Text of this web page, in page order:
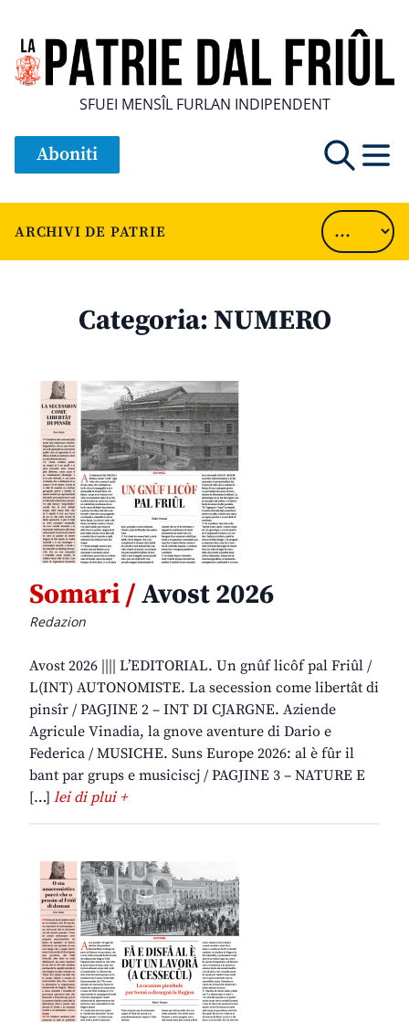
SFUEI MENSÎL FURLAN INDIPENDENT
Aboniti
ARCHIVI DE PATRIE
Categoria:NUMERO
Somari /Avost 2026
Redazion
Avost 2026 |||| L’EDITORIAL. Un gnûf licôf pal Friûl /
L(INT) AUTONOMISTE. La secession come libertât di
pinsîr / PAGJINE 2 – INT DI CJARGNE. Aziende
Agricule Vinadia, la gnove aventure di Dario e
Federica / MUSICHE. Suns Europe 2026: al è fûr il
bant par grups e musiciscj / PAGJINE 3 – NATURE E
[…] lei di plui +